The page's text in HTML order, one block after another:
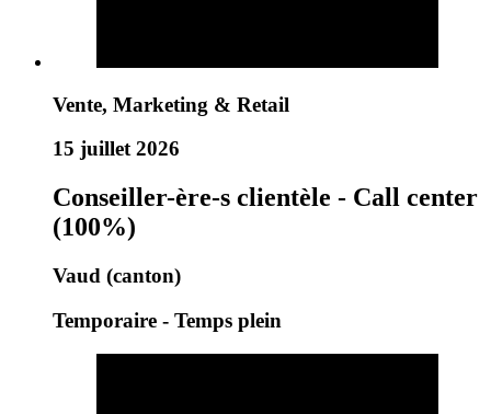
Vente, Marketing & Retail
15 juillet 2026
Conseiller-ère-s clientèle - Call center
(100%)
Vaud (canton)
Temporaire - Temps plein